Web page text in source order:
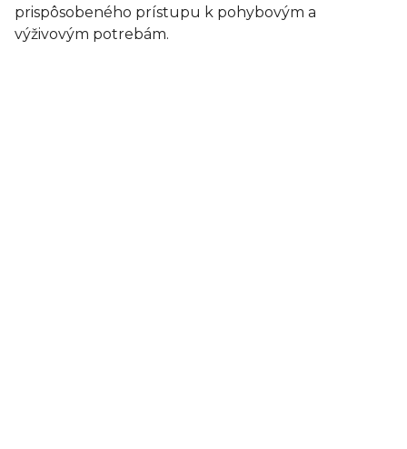
prispôsobeného prístupu k pohybovým a
výživovým potrebám.